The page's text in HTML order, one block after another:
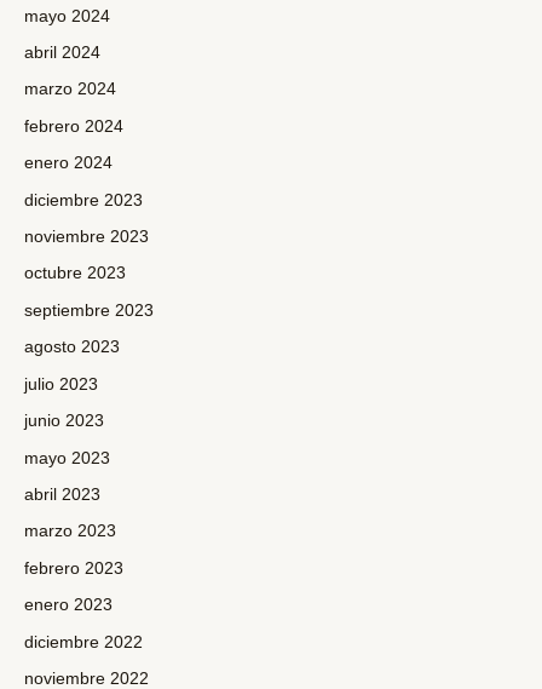
mayo 2024
abril 2024
marzo 2024
febrero 2024
enero 2024
diciembre 2023
noviembre 2023
octubre 2023
septiembre 2023
agosto 2023
julio 2023
junio 2023
mayo 2023
abril 2023
marzo 2023
febrero 2023
enero 2023
diciembre 2022
noviembre 2022